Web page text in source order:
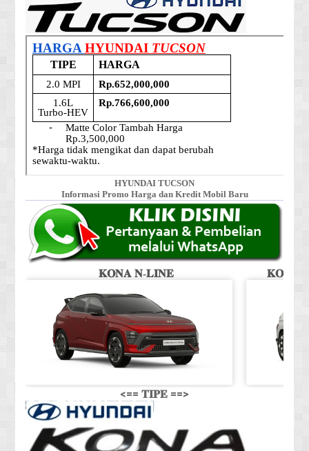
HYUNDAI TUCSON
Informasi Promo Harga dan Kredit Mobil Baru
𝐊𝐎𝐍𝐀 𝐍-𝐋𝐈𝐍𝐄 𝐊𝐎𝐍𝐀
<== 𝐓𝐈𝐏𝐄 ==>